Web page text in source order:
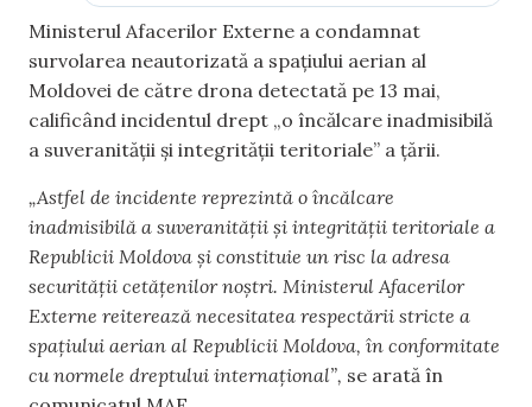
Ministerul Afacerilor Externe a condamnat
survolarea neautorizată a spațiului aerian al
Moldovei de către drona detectată pe 13 mai,
calificând incidentul drept „o încălcare inadmisibilă
a suveranității și integrității teritoriale” a țării.
„Astfel de incidente reprezintă o încălcare
inadmisibilă a suveranității și integrității teritoriale a
Republicii Moldova și constituie un risc la adresa
securității cetățenilor noștri. Ministerul Afacerilor
Externe reiterează necesitatea respectării stricte a
spațiului aerian al Republicii Moldova, în conformitate
cu normele dreptului internațional”, se arată în